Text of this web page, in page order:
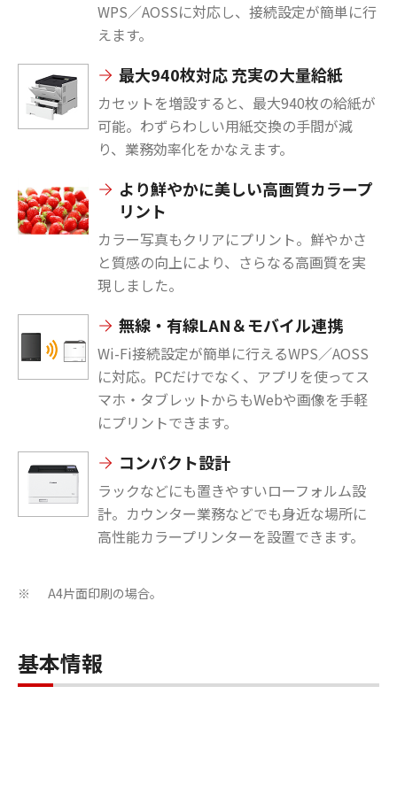
WPS／AOSSに対応し、接続設定が簡単に行
えます。
最大940枚対応 充実の大量給紙
カセットを増設すると、最大940枚の給紙が
可能。わずらわしい用紙交換の手間が減
り、業務効率化をかなえます。
より鮮やかに美しい高画質カラープ
リント
カラー写真もクリアにプリント。鮮やかさ
と質感の向上により、さらなる高画質を実
現しました。
無線・有線LAN＆モバイル連携
Wi-Fi接続設定が簡単に行えるWPS／AOSS
に対応。PCだけでなく、アプリを使ってス
マホ・タブレットからもWebや画像を手軽
にプリントできます。
コンパクト設計
ラックなどにも置きやすいローフォルム設
計。カウンター業務などでも身近な場所に
高性能カラープリンターを設置できます。
※ A4片面印刷の場合。
基本情報